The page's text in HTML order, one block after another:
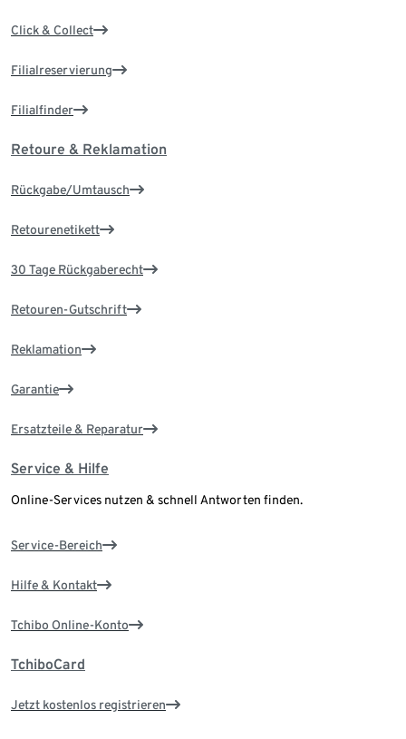
Click & Collect
Filialreservierung
Filialfinder
Retoure & Reklamation
Rückgabe/Umtausch
Retourenetikett
30 Tage Rückgaberecht
Retouren-Gutschrift
Reklamation
Garantie
Ersatzteile & Reparatur
Service & Hilfe
Online-Services nutzen & schnell Antworten finden.
Service-Bereich
Hilfe & Kontakt
Tchibo Online-Konto
TchiboCard
Jetzt kostenlos registrieren